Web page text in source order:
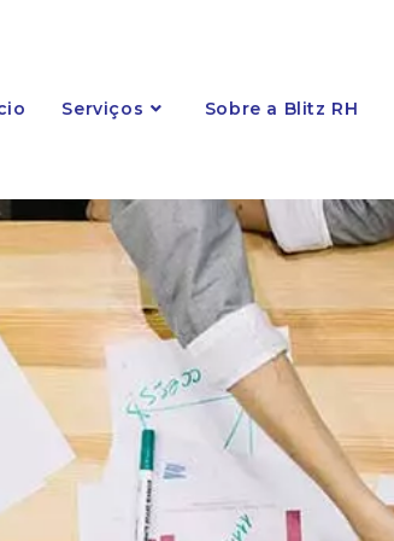
Serviços Sobre a Blitz RH